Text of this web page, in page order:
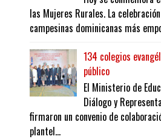
las Mujeres Rurales. La
campesinas dominicanas más
134 colegios
público
El Ministerio de
Diálogo y
firmaron un convenio de
plantel...